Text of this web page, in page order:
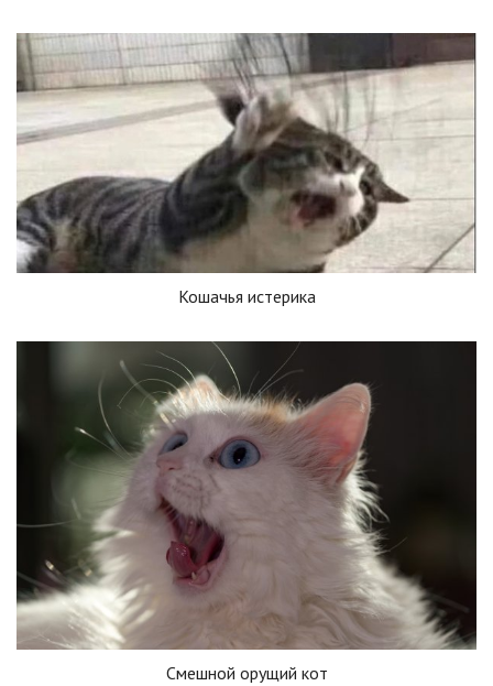
Кошачья истерика
Смешной орущий кот